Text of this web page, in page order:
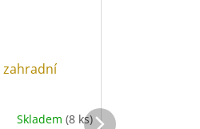
zahradní
Skladem (8 ks)